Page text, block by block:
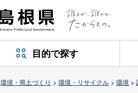
目的で探す
環境・県土づくり > 環境・リサイクル > 環境 >